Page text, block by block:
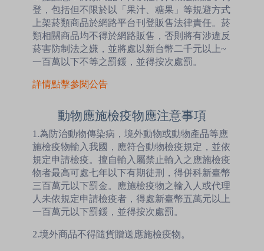
登，包括但不限於以「果汁、糖果」等規避方式
上架菸類商品於網路平台刊登販售法律責任。菸
類相關商品均不得於網路販售，否則將有涉違反
菸害防制法之嫌，並將處以新台幣二千元以上~
一百萬以下不等之罰鍰，並得按次處罰。
詳情點擊參閱公告
動物應施檢疫物應注意事項
1.為防治動物傳染病，境外動物或動物產品等應
施檢疫物輸入我國，應符合動物檢疫規定，並依
規定申請檢疫。擅自輸入屬禁止輸入之應施檢疫
物者最高可處七年以下有期徒刑，得併科新臺幣
三百萬元以下罰金。應施檢疫物之輸入人或代理
人未依規定申請檢疫者，得處新臺幣五萬元以上
一百萬元以下罰鍰，並得按次處罰。
2.境外商品不得隨貨贈送應施檢疫物。